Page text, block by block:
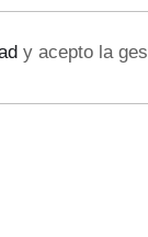
y acepto la